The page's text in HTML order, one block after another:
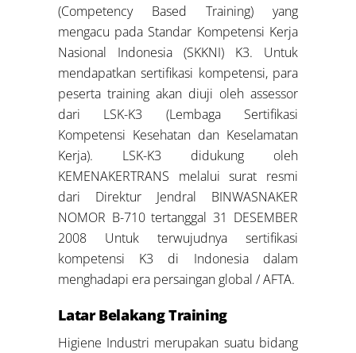
(Competency Based Training) yang
mengacu pada Standar Kompetensi Kerja
Nasional Indonesia (SKKNI) K3. Untuk
mendapatkan sertifikasi kompetensi, para
peserta training akan diuji oleh assessor
dari LSK-K3 (Lembaga Sertifikasi
Kompetensi Kesehatan dan Keselamatan
Kerja). LSK-K3 didukung oleh
KEMENAKERTRANS melalui surat resmi
dari Direktur Jendral BINWASNAKER
NOMOR B-710 tertanggal 31 DESEMBER
2008 Untuk terwujudnya sertifikasi
kompetensi K3 di Indonesia dalam
menghadapi era persaingan global / AFTA.
Latar Belakang Training
Higiene Industri merupakan suatu bidang